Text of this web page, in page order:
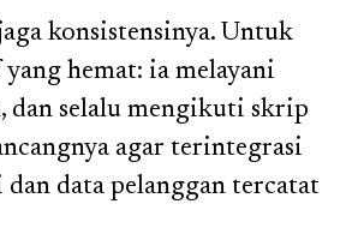
konsistensinya. Untuk
hemat: ia melayani
dan selalu mengikuti skrip
agar terintegrasi
data pelanggan tercatat